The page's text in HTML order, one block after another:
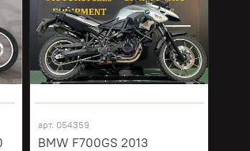
арт. 054359
BMW F700GS 2013